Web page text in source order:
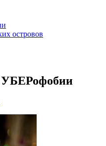
островов
УБЕРофобии